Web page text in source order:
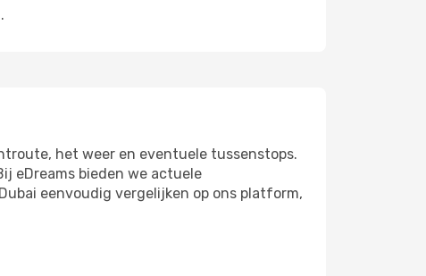
het weer en eventuele tussenstops.
eDreams bieden we actuele
eenvoudig vergelijken op ons platform,